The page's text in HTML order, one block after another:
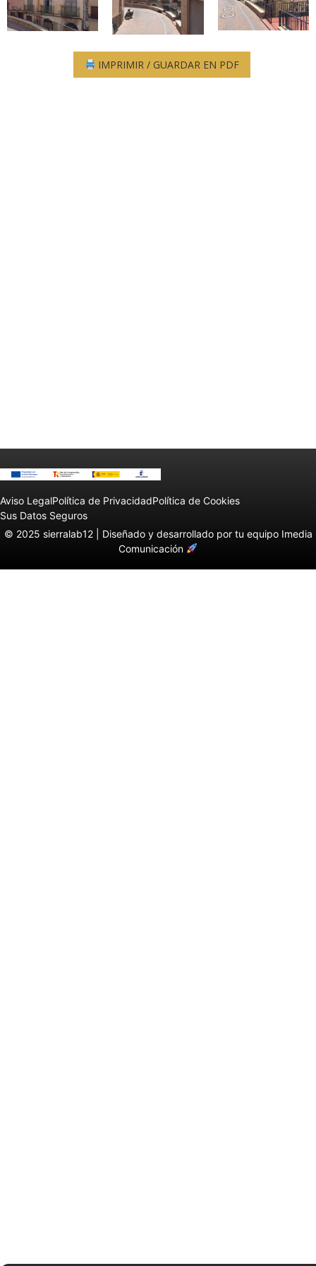
IMPRIMIR / GUARDAR EN PDF
Aviso LegalPolítica de PrivacidadPolítica de Cookies
Sus Datos Seguros
© 2025 sierralab12 | Diseñado y desarrollado por tu equipo Imedia
Comunicación